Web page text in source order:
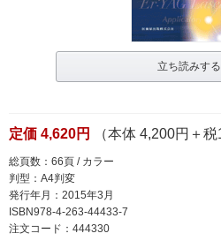
立ち読みする
定価 4,620円 （本体 4,200円＋税
総頁数：66頁 / カラー
判型：A4判変
発行年月：2015年3月
ISBN978-4-263-44433-7
注文コード：444330